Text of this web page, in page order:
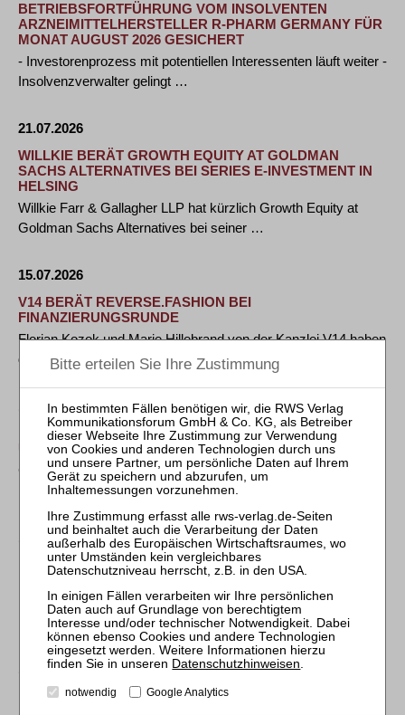
BETRIEBSFORTFÜHRUNG VOM INSOLVENTEN
ARZNEIMITTELHERSTELLER R-PHARM GERMANY FÜR
MONAT AUGUST 2026 GESICHERT
- Investorenprozess mit potentiellen Interessenten läuft weiter -
Insolvenzverwalter gelingt …
21.07.2026
WILLKIE BERÄT GROWTH EQUITY AT GOLDMAN
SACHS ALTERNATIVES BEI SERIES E-INVESTMENT IN
HELSING
Willkie Farr & Gallagher LLP hat kürzlich Growth Equity at
Goldman Sachs Alternatives bei seiner …
15.07.2026
V14 BERÄT REVERSE.FASHION BEI
FINANZIERUNGSRUNDE
Florian Kozok und Marie Hillebrand von der Kanzlei V14 haben
das Berliner KI-Unternehmen …
14.07.2026
LATHAM & WATKINS BERÄT BEI PRIVATPLATZIERUNG
UND PARTIELLEM RÜCKKAUFANGEBOT VON MAHLE
Capital Markets-/Corporate Finance-Teams begleiten
Placement Agents, Dealer Manager und …
13.07.2026
PLUTA ANWALT KONEN SUCHT NEUEN BETREIBER
FÜR DAS HAMBURGER RESTAURANT TAMTAM
Hamburg, 10. Juli 2026. Rechtsanwalt Philip Konen von der
PLUTA Rechtsanwalts GmbH hat die …
10.07.2026
MILBANK BERÄT SCHÜLKE BEI DEBÜT TERM LOAN B-
Datenschutzhinweisen.
notwendig Google Analytics